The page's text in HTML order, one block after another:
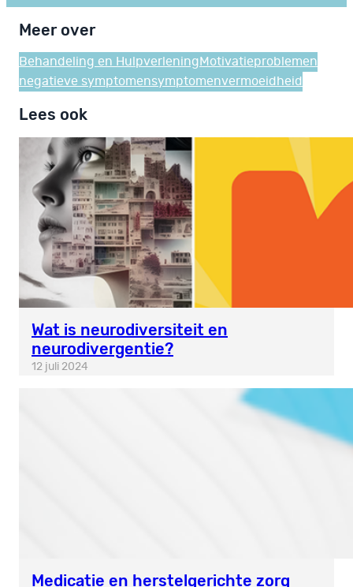
Meer over
Behandeling en Hulpverlening Motivatieproblemen
negatieve symptomensymptomenvermoeidheid
Lees ook
Wat is neurodiversiteit en
neurodivergentie?
12 juli 2024
Medicatie en herstelgerichte zorg